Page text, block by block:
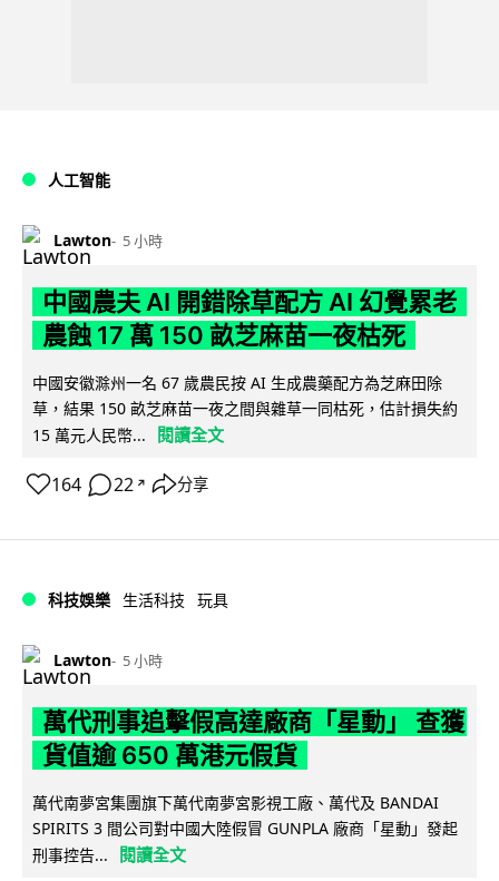
人工智能
Lawton 5 小時
中國農夫 AI 開錯除草配方 AI 幻覺累老
農蝕 17 萬 150 畝芝麻苗一夜枯死
中國安徽滁州一名 67 歲農民按 AI 生成農藥配方為芝麻田除
草，結果 150 畝芝麻苗一夜之間與雜草一同枯死，估計損失約
15 萬元人民幣...
閱讀全文
164 22 ↗ 分享
科技娛樂 生活科技 玩具
Lawton 5 小時
萬代刑事追擊假高達廠商「星動」 查獲
貨值逾 650 萬港元假貨
萬代南夢宮集團旗下萬代南夢宮影視工廠、萬代及 BANDAI
SPIRITS 3 間公司對中國大陸假冒 GUNPLA 廠商「星動」發起
刑事控告...
閱讀全文